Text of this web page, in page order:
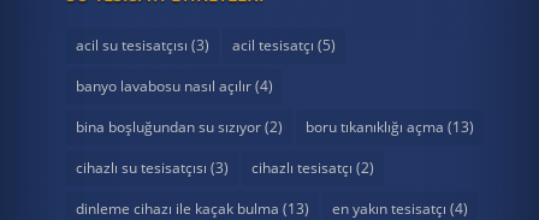
acil su tesisatçısı (3) acil tesisatçı (5)
banyo lavabosu nasıl açılır(4)
bina boşluğundan su sızıyor(2) boru tıkanıklığı açma (13)
cihazlı su tesisatçısı (3) cihazlı tesisatçı (2)
dinleme cihazı ile kaçak bulma (13) en yakın tesisatçı (4)